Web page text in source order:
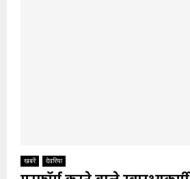
खबरें देवरिया